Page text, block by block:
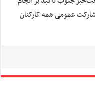
عمومی همه کارکنان